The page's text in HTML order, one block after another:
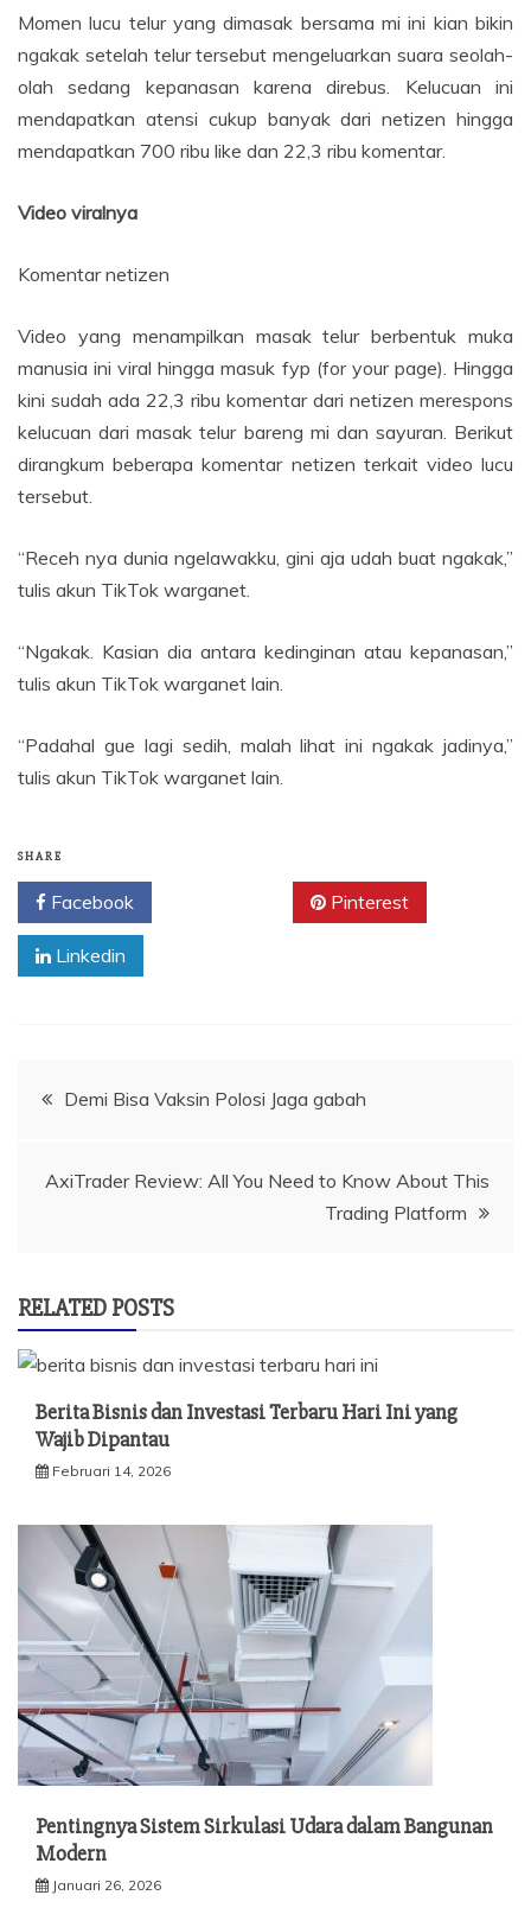
Momen lucu telur yang dimasak bersama mi ini kian bikin
ngakak setelah telur tersebut mengeluarkan suara seolah-
olah sedang kepanasan karena direbus. Kelucuan ini
mendapatkan atensi cukup banyak dari netizen hingga
mendapatkan 700 ribu like dan 22,3 ribu komentar.
Video viralnya
Komentar netizen
Video yang menampilkan masak telur berbentuk muka
manusia ini viral hingga masuk fyp (for your page). Hingga
kini sudah ada 22,3 ribu komentar dari netizen merespons
kelucuan dari masak telur bareng mi dan sayuran. Berikut
dirangkum beberapa komentar netizen terkait video lucu
tersebut.
“Receh nya dunia ngelawakku, gini aja udah buat ngakak,”
tulis akun TikTok warganet.
“Ngakak. Kasian dia antara kedinginan atau kepanasan,”
tulis akun TikTok warganet lain.
“Padahal gue lagi sedih, malah lihat ini ngakak jadinya,”
tulis akun TikTok warganet lain.
SHARE
Facebook Pinterest
Linkedin
Navigasi
Demi Bisa Vaksin Polosi Jaga gabah
AxiTrader Review: All You Need to Know About This
Trading Platform
RELATED POSTS
Berita Bisnis dan Investasi Terbaru Hari Ini yang
Wajib Dipantau
Februari 14, 2026
Pentingnya Sistem Sirkulasi Udara dalam Bangunan
Modern
Januari 26, 2026